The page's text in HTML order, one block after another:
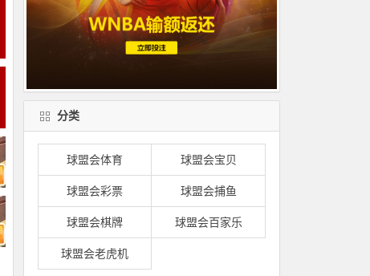
分类
球盟会体育 球盟会宝贝
球盟会彩票 球盟会捕鱼
球盟会棋牌 球盟会百家乐
球盟会老虎机